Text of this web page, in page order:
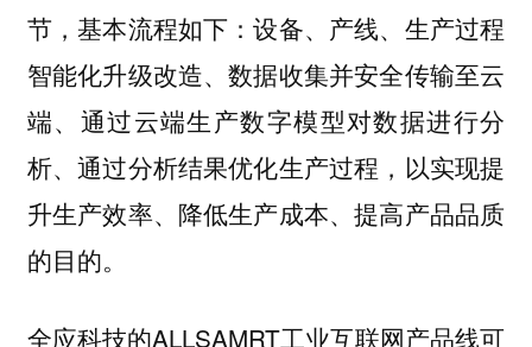
节，基本流程如下：设备、产线、生产过程
智能化升级改造、数据收集并安全传输至云
端、通过云端生产数字模型对数据进行分
析、通过分析结果优化生产过程，以实现提
升生产效率、降低生产成本、提高产品品质
的目的。
全应科技的ALLSAMRT工业互联网产品线可